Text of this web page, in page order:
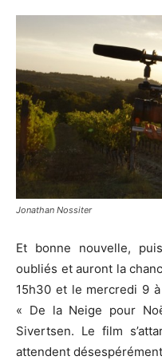
Jonathan Nossiter
Et bonne nouvelle,
oubliés et auront la
15h30 et le mercredi 9
« De la Neige pour
Sivertsen. Le film
attendent